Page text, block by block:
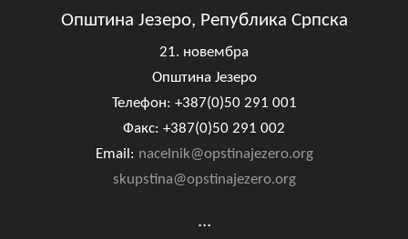
Општина Језеро, Република Српска
21. новембра
Општина Језеро
Телефон: +387(0)50 291 001
Факс: +387(0)50 291 002
Email: nacelnik@opstinajezero.org
skupstina@opstinajezero.org
...